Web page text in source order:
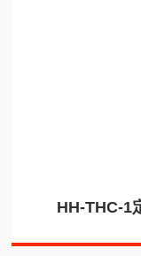
HH-THC-1